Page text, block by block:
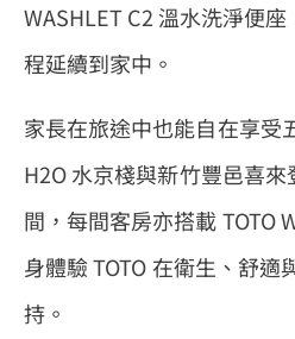
WASHLET C2 溫水洗淨便
程延續到家中。
家長在旅途中也能自在享受
H2O 水京棧與新竹豐邑喜
間，每間客房亦搭載 TOTO
身體驗 TOTO 在衛生、舒適
持。